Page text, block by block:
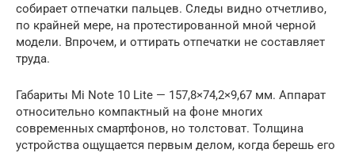
собирает отпечатки пальцев. Следы видно отчетливо,
по крайней мере, на протестированной мной черной
модели. Впрочем, и оттирать отпечатки не составляет
труда.
Габариты Mi Note 10 Lite — 157,8×74,2×9,67 мм. Аппарат
относительно компактный на фоне многих
современных смартфонов, но толстоват. Толщина
устройства ощущается первым делом, когда берешь его